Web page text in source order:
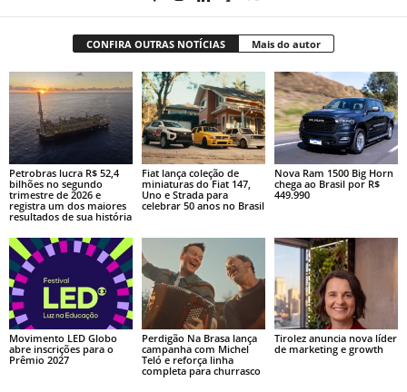
CONFIRA OUTRAS NOTÍCIAS Mais do autor
Petrobras lucra R$ 52,4
bilhões no segundo
trimestre de 2026 e
registra um dos maiores
resultados de sua história
Fiat lança coleção de
miniaturas do Fiat 147,
Uno e Strada para
celebrar 50 anos no Brasil
Nova Ram 1500 Big Horn
chega ao Brasil por R$
449.990
Movimento LED Globo
abre inscrições para o
Prêmio 2027
Perdigão Na Brasa lança
campanha com Michel
Teló e reforça linha
completa para churrasco
Tirolez anuncia nova líder
de marketing e growth